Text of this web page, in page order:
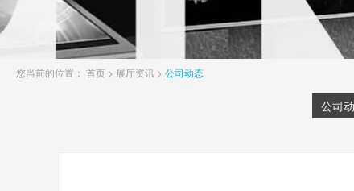
您当前的位置： 首页 > 展厅资讯 > 公司动态
公司